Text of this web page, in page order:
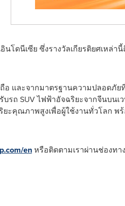
นโดนีเซีย ซึ่งรางวัลเกียรติยศเหล่
อ และจากมาตรฐานความปลอดภั
ถ SUV ไฟฟ้าอัจฉริยะจากจีนบนเ
คุณภาพสูงเพื่อผู้ใช้งานทั่วโลก พร้
enหรือติดตามเราผ่านช่องทา